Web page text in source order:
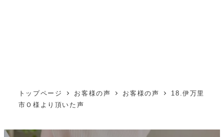
トップページ お客様の声 お客様の声
18.伊万里
市Ｏ様より頂いた声